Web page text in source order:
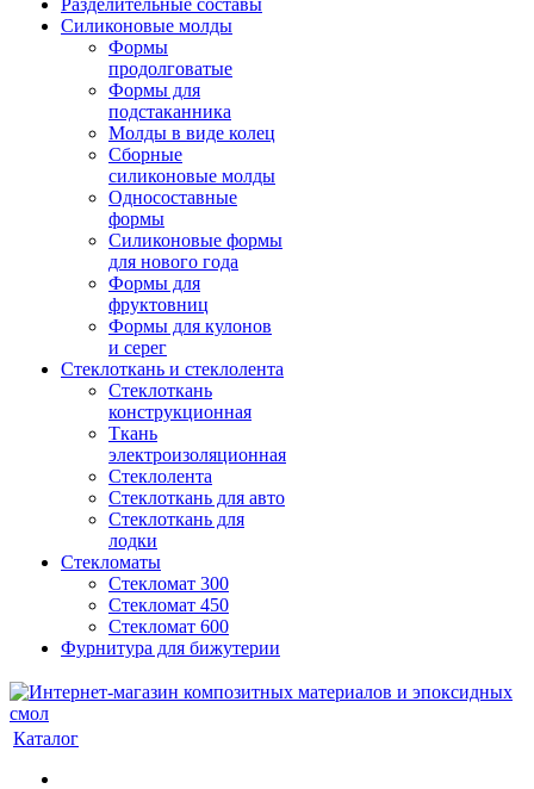
Разделительные составы
Силиконовые молды
Формы
продолговатые
Формы для
подстаканника
Молды в виде колец
Сборные
силиконовые молды
Односоставные
формы
Силиконовые формы
для нового года
Формы для
фруктовниц
Формы для кулонов
и серег
Стеклоткань и стеклолента
Стеклоткань
конструкционная
Ткань
электроизоляционная
Стеклолента
Стеклоткань для авто
Стеклоткань для
лодки
Стекломаты
Стекломат 300
Стекломат 450
Стекломат 600
Фурнитура для бижутерии
Каталог